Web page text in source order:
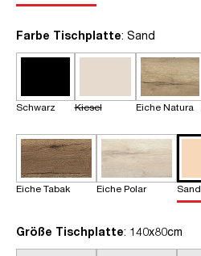
Farbe Tischplatteauswählen
: Sand
Schwarz Kiesel Eiche Natura
Eiche Tabak Eiche Polar Sand
Größe Tischplatteauswählen
: 140x80cm